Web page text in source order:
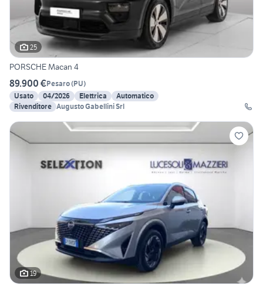
25
PORSCHE Macan 4
89.900 €Pesaro(PU)
Usato
04/2026 Elettrica
Automatico
Rivenditore Augusto Gabellini Srl
19